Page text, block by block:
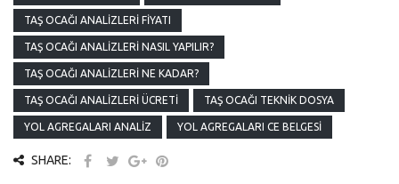
TAŞ OCAĞI ANALIZLERI FIYATI
TAŞ OCAĞI ANALIZLERI NASIL YAPILIR?
TAŞ OCAĞI ANALIZLERI NE KADAR?
TAŞ OCAĞI ANALIZLERI ÜCRETI TAŞ OCAĞI TEKNIK DOSYA
YOL AGREGALARI ANALIZ YOL AGREGALARI CE BELGESI
SHARE: